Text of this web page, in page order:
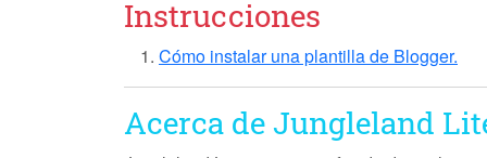
Instrucciones
Cómo instalar una plantilla de Blogger.
Acerca de Jungleland